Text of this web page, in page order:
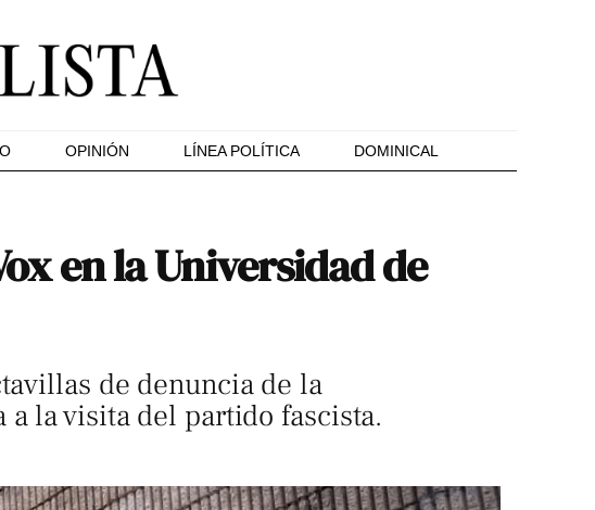
OPINIÓN LÍNEA POLÍTICA DOMINICAL
en la Universidad de
de denuncia de la
a la visita del partido fascista.